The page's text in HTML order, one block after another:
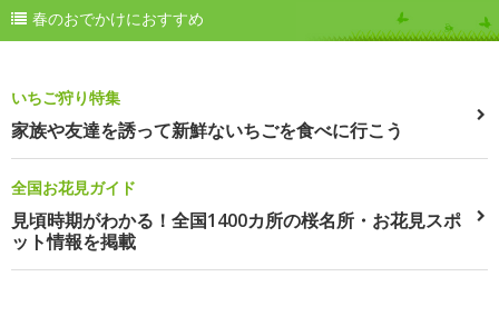
春のおでかけにおすすめ
いちご狩り特集
家族や友達を誘って新鮮ないちごを食べに行こう
全国お花見ガイド
見頃時期がわかる！全国1400カ所の桜名所・お花見スポ
ット情報を掲載